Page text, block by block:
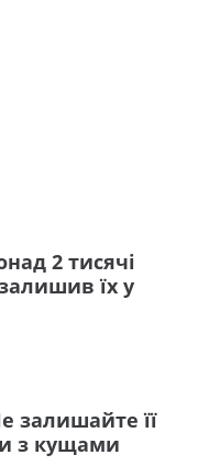
2 тисячі
їх у
залишайте її
з кущами